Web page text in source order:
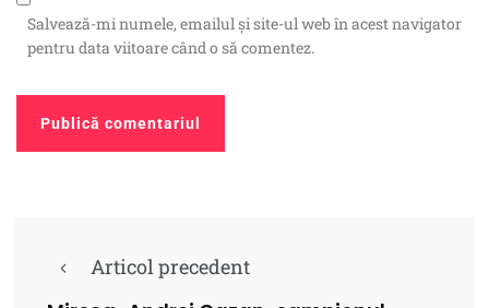
Salvează-mi numele, emailul și site-ul web în acest navigator
pentru data viitoare când o să comentez.
Articol precedent